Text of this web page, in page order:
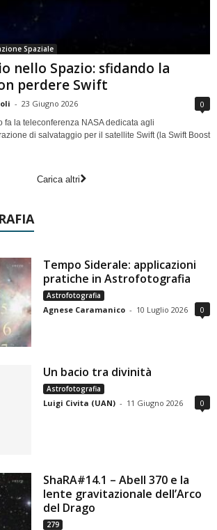
Spaziale
nello Spazio: sfidando la
perdere Swift
- 23 Giugno 2026 0
fa la teleconferenza NASA dedicata agli
di salvataggio per il satellite Swift (la Swift Boost
Carica altri
Tempo Siderale: applicazioni
pratiche in Astrofotografia
Astrofotografia
Agnese Caramanico - 10 Luglio 2026 0
Un bacio tra divinità
Astrofotografia
Luigi Civita (UAN) - 11 Giugno 2026 0
ShaRA#14.1 – Abell 370 e la
lente gravitazionale dell’Arco
del Drago
279